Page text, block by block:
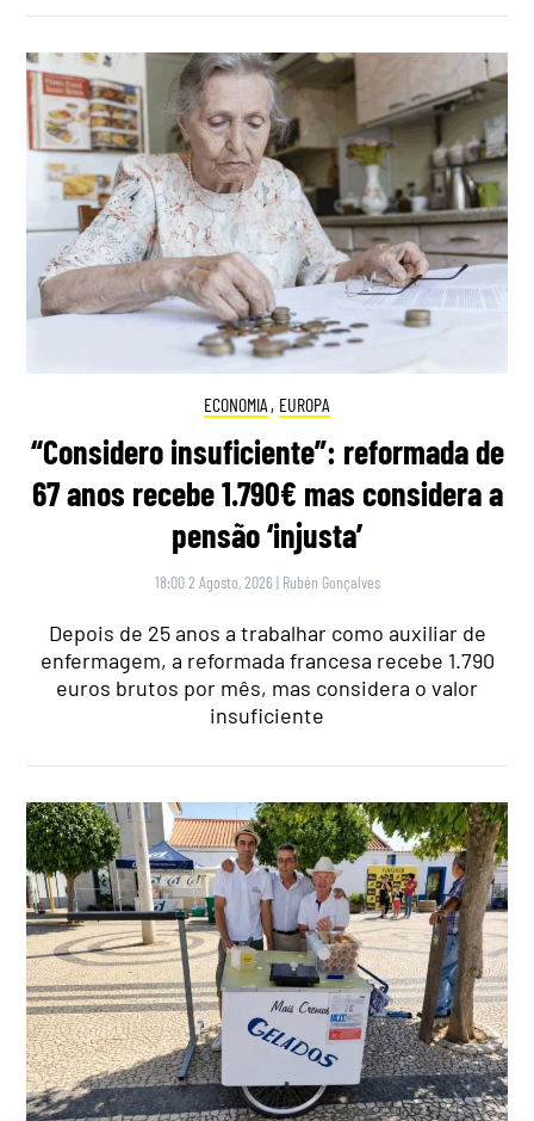
ECONOMIA , EUROPA
“Considero insuficiente”: reformada de
67 anos recebe 1.790€ mas considera a
pensão ‘injusta’
18:00 2 Agosto, 2026 | Rubén Gonçalves
Depois de 25 anos a trabalhar como auxiliar de
enfermagem, a reformada francesa recebe 1.790
euros brutos por mês, mas considera o valor
insuficiente